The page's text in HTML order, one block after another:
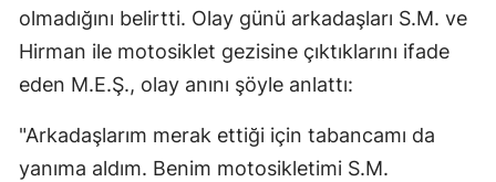
olmadığını belirtti. Olay günü arkadaşları S.M. ve
Hirman ile motosiklet gezisine çıktıklarını ifade
eden M.E.Ş., olay anını şöyle anlattı:
"Arkadaşlarım merak ettiği için tabancamı da
yanıma aldım. Benim motosikletimi S.M.